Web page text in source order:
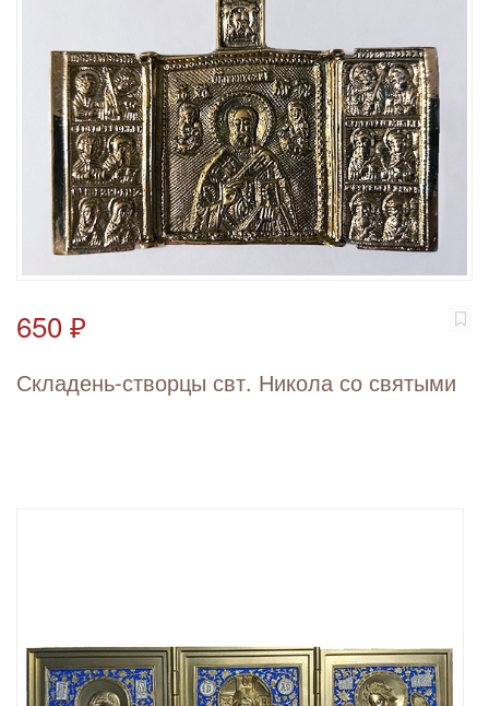
650 ₽
Складень-створцы свт. Никола со святыми